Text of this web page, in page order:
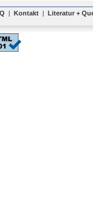
| Kontakt | Literatur +